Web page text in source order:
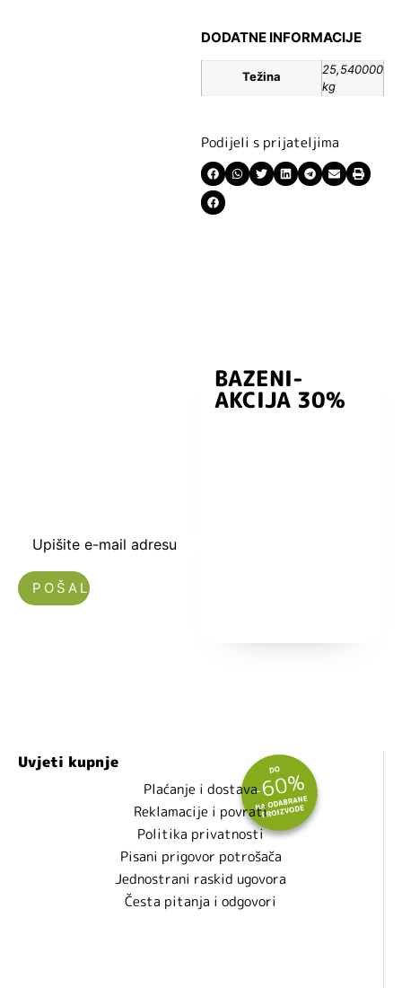
DODATNE INFORMACIJE
Težina
25,540000
kg
Podijeli s prijateljima
Upišite e-mail adresu
BAZENI-
AKCIJA 30%
Uvjeti kupnje
Plaćanje i dostava
Reklamacije i povrati
Politika privatnosti
Pisani prigovor potrošača
Jednostrani raskid ugovora
Česta pitanja i odgovori